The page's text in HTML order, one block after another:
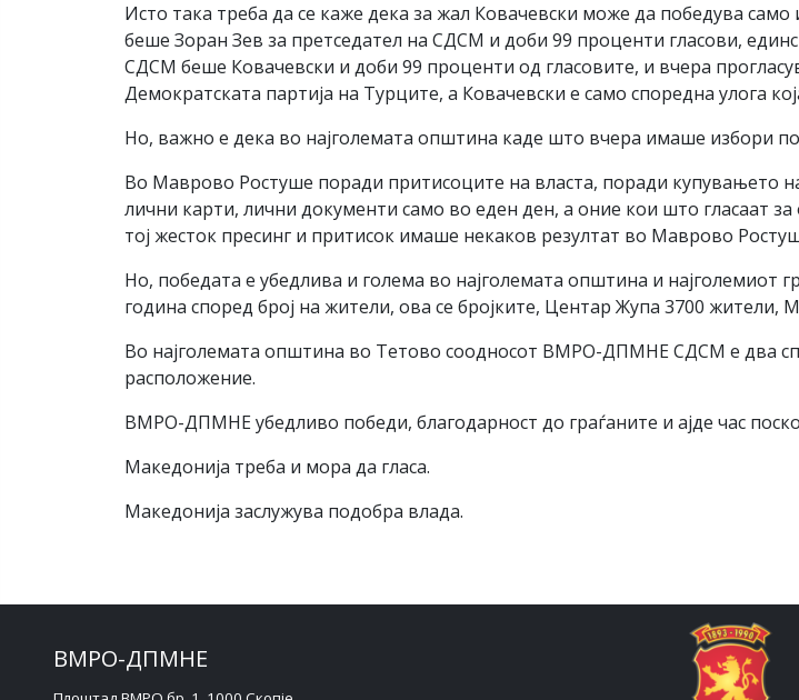
Исто така треба да се каже дека за жал Ковачевски може да победува
беше Зоран Зев за претседател на СДСМ и доби 99 проценти гласови,
СДСМ беше Ковачевски и доби 99 проценти од гласовите, и вчера
Демократската партија на Турците, а Ковачевски е само споредна улога
Но, важно е дека во најголемата општина каде што вчера имаше избори
Во Маврово Ростуше поради притисоците на власта, поради купувањето
лични карти, лични документи само во еден ден, а оние кои што гласаат
тој жесток пресинг и притисок имаше некаков резултат во Маврово
Но, победата е убедлива и голема во најголемата општина и
година според број на жители, ова се бројките, Центар Жупа 3700
Во најголемата општина во Тетово соодносот ВМРО-ДПМНЕ СДСМ е два
расположение.
ВМРО-ДПМНЕ убедливо победи, благодарност до граѓаните и ајде час
Македонија треба и мора да гласа.
Македонија заслужува подобра влада.
ВМРО-ДПМНЕ